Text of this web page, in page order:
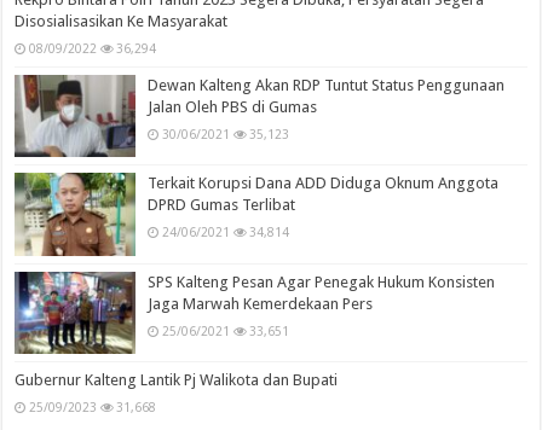
Disosialisasikan Ke Masyarakat
08/09/2022 36,294
Dewan Kalteng Akan RDP Tuntut Status Penggunaan
Jalan Oleh PBS di Gumas
30/06/2021 35,123
Terkait Korupsi Dana ADD Diduga Oknum Anggota
DPRD Gumas Terlibat
24/06/2021 34,814
SPS Kalteng Pesan Agar Penegak Hukum Konsisten
Jaga Marwah Kemerdekaan Pers
25/06/2021 33,651
Gubernur Kalteng Lantik Pj Walikota dan Bupati
25/09/2023 31,668